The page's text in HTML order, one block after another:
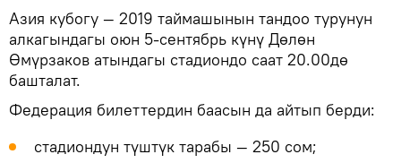
Азия кубогу — 2019 таймашынын тандоо турунун
алкагындагы оюн 5-сентябрь күнү Дөлөн
Өмүрзаков атындагы стадиондо саат 20.00дө
башталат.
Федерация билеттердин баасын да айтып берди:
стадиондун түштүк тарабы — 250 сом;